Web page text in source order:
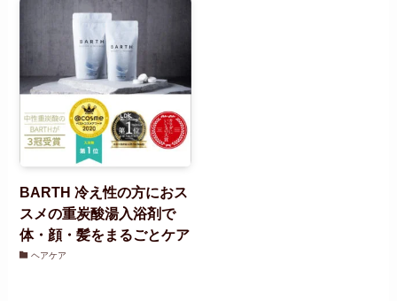
BARTH 冷え性の方におス
スメの重炭酸湯入浴剤で
体・顔・髪をまるごとケア
ヘアケア